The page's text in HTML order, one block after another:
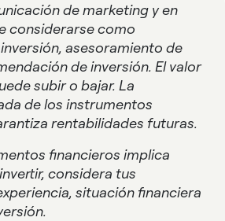
de marketing y en
considerarse como
asesoramiento de
de inversión. El valor
subir o bajar. La
de los instrumentos
rentabilidades futuras.
financieros implica
considera tus
situación financiera